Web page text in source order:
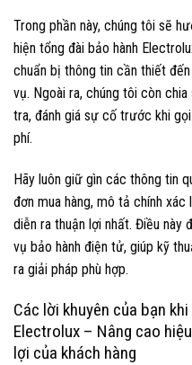
Trong phần này, chúng tôi sẽ
hiện tổng đài bảo hành
chuẩn bị thông tin cần thiết
vụ. Ngoài ra, chúng tôi còn
tra, đánh giá sự cố trước khi
phí.
Hãy luôn giữ gìn các thông tin
đơn mua hàng, mô tả chính
diễn ra thuận lợi nhất. Điều
vụ bảo hành điện tử, giúp kỹ
ra giải pháp phù hợp.
Các lời khuyên của bạn
Electrolux – Nâng cao
lợi của khách hàng